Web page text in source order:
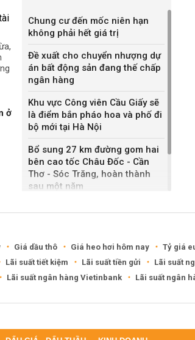
ở
Chung cư đến mốc niên hạn
không phải hết giá trị
Đề xuất cho chuyển nhượng dự
án bất động sản đang thế chấp
ngân hàng
Khu vực Công viên Cầu Giấy sẽ
là điểm bắn pháo hoa và phố đi
bộ mới tại Hà Nội
Bổ sung 27 km đường gom hai
bên cao tốc Châu Đốc - Cần
Thơ - Sóc Trăng, hoàn thành
sau một năm
Giá dầu thô Giá heo hơi hôm nay Tỷ giá
Lãi suất tiết kiệm Lãi suất tiền gửi
Lãi suất
Lãi suất ngân hàng Vietinbank Lãi suất ngân